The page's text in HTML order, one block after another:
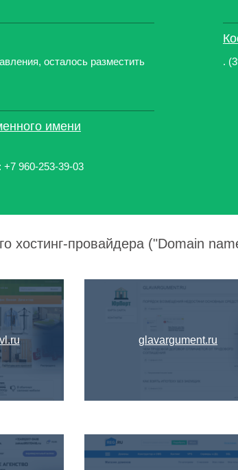
осталось разместить
имени
+7 960-253-39-03
.
хостинг-провайдера ("Domain
glavargument.ru